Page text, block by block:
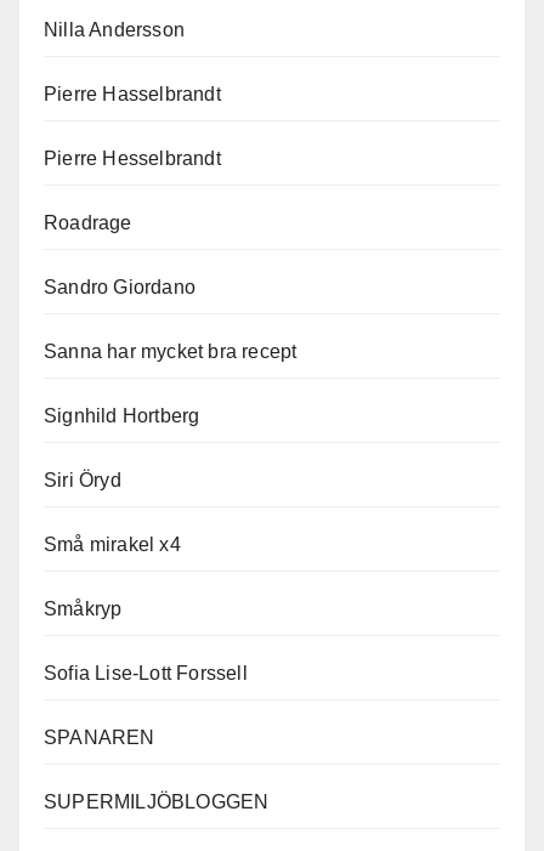
Nilla Andersson
Pierre Hasselbrandt
Pierre Hesselbrandt
Roadrage
Sandro Giordano
Sanna har mycket bra recept
Signhild Hortberg
Siri Öryd
Små mirakel x4
Småkryp
Sofia Lise-Lott Forssell
SPANAREN
SUPERMILJÖBLOGGEN